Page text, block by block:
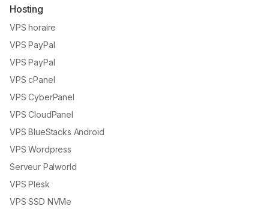
Hosting
VPS horaire
VPS PayPal
VPS PayPal
VPS cPanel
VPS CyberPanel
VPS CloudPanel
VPS BlueStacks Android
VPS Wordpress
Serveur Palworld
VPS Plesk
VPS SSD NVMe